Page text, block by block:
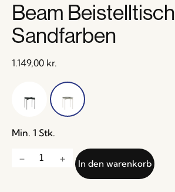
Beam Beistelltisch
Sandfarben
1.149,00 kr.
Min. 1 Stk.
In den warenkorb